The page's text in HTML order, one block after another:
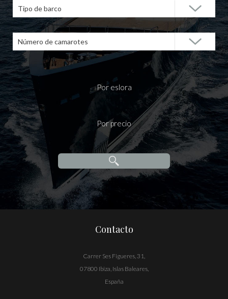
Tipo de barco
Número de camarotes
Por eslora
Por precio
Contacto
Carrer Ses Figueres, 31,
07800 Ibiza, Islas Baleares,
España